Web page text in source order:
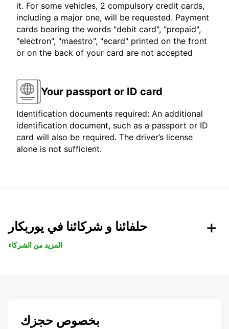
it. For some vehicles, 2 compulsory credit cards,
including a major one, will be requested. Payment
cards bearing the words "debit card", "prepaid",
"electron", "maestro", "ecard" printed on the front
or on the back of your card are not accepted
Your passport or ID card
Identification documents required: An additional
identification document, such as a passport or ID
card will also be required. The driver’s license
alone is not sufficient.
حلفائنا و شركائنا في يوربكار
المزيد من الشركاء
بخصوص حجزك